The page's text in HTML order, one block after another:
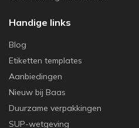
Handige links
Blog
Etiketten templates
Aanbiedingen
Nieuw bij Baas
Duurzame verpakkingen
SUP-wetgeving